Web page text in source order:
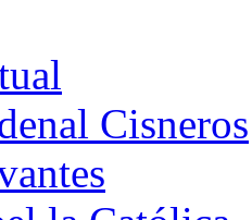
Cisneros